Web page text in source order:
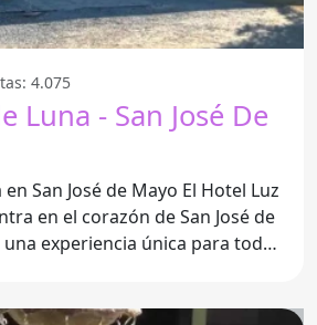
4.075
Luna - San José De
José de Mayo El Hotel Luz
en el corazón de San José de
experiencia única para todos